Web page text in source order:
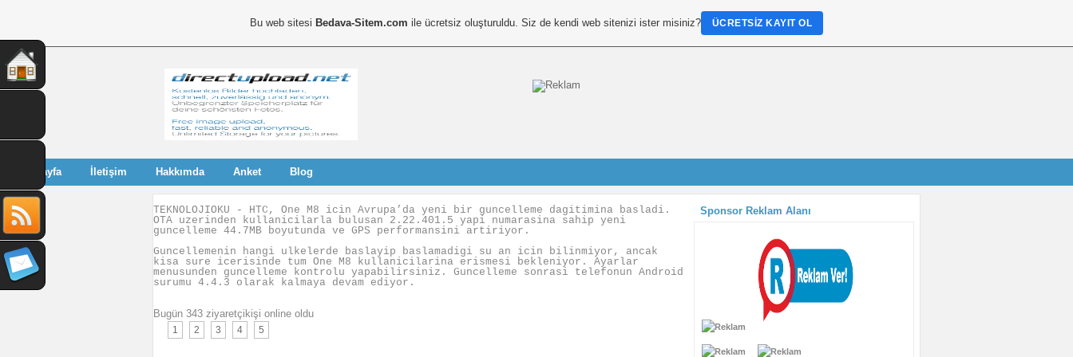
Anasayfa İletişim Hakkımda Anket Blog
TEKNOLOJIOKU - HTC, One M8 icin Avrupa’da yeni bir guncelleme dagitimina basladi.
OTA uzerinden kullanicilarla bulusan 2.22.401.5 yapi numarasina sahip yeni
guncelleme 44.7MB boyutunda ve GPS performansini artiriyor.
Guncellemenin hangi ulkelerde baslayip baslamadigi su an icin bilinmiyor, ancak
kisa sure icerisinde tum One M8 kullanicilarina erismesi bekleniyor. Ayarlar
menusunden guncelleme kontrolu yapabilirsiniz. Guncelleme sonrasi telefonun Android
surumu 4.4.3 olarak kalmaya devam ediyor.
Bugün 343 ziyaretçikişi online oldu
1 2 3 4 5
Sponsor Reklam Alanı
Bu web sitesi Bedava-Sitem.com ile ücretsiz oluşturuldu. Siz de kendi web sitenizi ister misiniz? ÜCRETSIZ KAYIT OL